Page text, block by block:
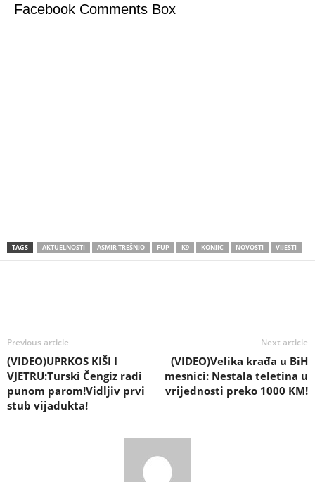
Facebook Comments Box
TAGS AKTUELNOSTI ASMIR TREŠNJO FUP K9 KONJIC NOVOSTI VIJESTI
Previous article
(VIDEO)UPRKOS KIŠI I
VJETRU:Turski Čengiz radi
punom parom!Vidljiv prvi
stub vijadukta!
Next article
(VIDEO)Velika krađa u BiH
mesnici: Nestala teletina u
vrijednosti preko 1000 KM!